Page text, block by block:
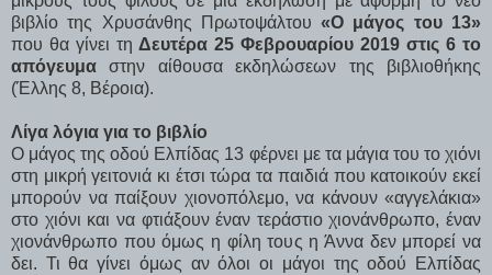
βιβλίο της Χρυσάνθης Πρωτοψάλτου«Ο μάγος του 13»
που θα γίνει τη Δευτέρα 25 Φεβρουαρίου 2019 στις 6 το
απόγευμαστην αίθουσα εκδηλώσεων της βιβλιοθήκης
(Έλλης 8, Βέροια).
Λίγα λόγια για το βιβλίο
Ο μάγος της οδού Ελπίδας 13 φέρνει με τα μάγια του το χιόνι
στη μικρή γειτονιά κι έτσι τώρα τα παιδιά που κατοικούν εκεί
μπορούν να παίξουν χιονοπόλεμο, να κάνουν «αγγελάκια»
στο χιόνι και να φτιάξουν έναν τεράστιο χιονάνθρωπο, έναν
χιονάνθρωπο που όμως η φίλη τους η Άννα δεν μπορεί να
δει. Τι θα γίνει όμως αν όλοι οι μάγοι της οδού Ελπίδας